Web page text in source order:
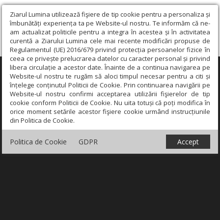
Ziarul Lumina utilizează fişiere de tip cookie pentru a personaliza și
îmbunătăți experiența ta pe Website-ul nostru. Te informăm că ne-
am actualizat politicile pentru a integra în acestea și în activitatea
curentă a Ziarului Lumina cele mai recente modificări propuse de
Regulamentul (UE) 2016/679 privind protecția persoanelor fizice în
ceea ce privește prelucrarea datelor cu caracter personal și privind
libera circulație a acestor date. Înainte de a continua navigarea pe
Website-ul nostru te rugăm să aloci timpul necesar pentru a citi și
înțelege conținutul Politicii de Cookie. Prin continuarea navigării pe
Website-ul nostru confirmi acceptarea utilizării fişierelor de tip
cookie conform Politicii de Cookie. Nu uita totuși că poți modifica în
orice moment setările acestor fişiere cookie urmând instrucțiunile
din Politica de Cookie.
Politica de Cookie GDPR Accept
×